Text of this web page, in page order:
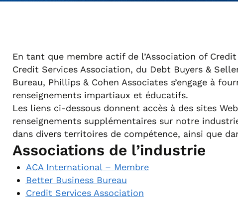
En tant que membre actif de l’Association of
Credit Services Association, du Debt Buyers &
Bureau, Phillips & Cohen Associates s’engage à
renseignements impartiaux et éducatifs.
Les liens ci-dessous donnent accès à des sites
renseignements supplémentaires sur notre
dans divers territoires de compétence, ainsi que
Associations de l’industrie
ACA International – Membre
Better Business Bureau
Credit Services Association